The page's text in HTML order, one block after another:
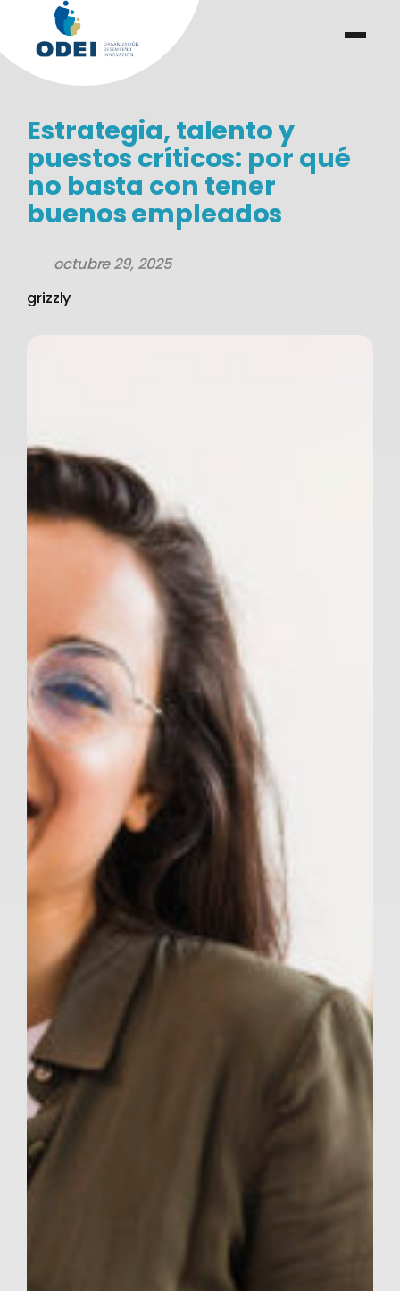
contenido
menu
.
Estrategia, talento y
puestos críticos: por qué
no basta con tener
buenos empleados
octubre 29, 2025
grizzly